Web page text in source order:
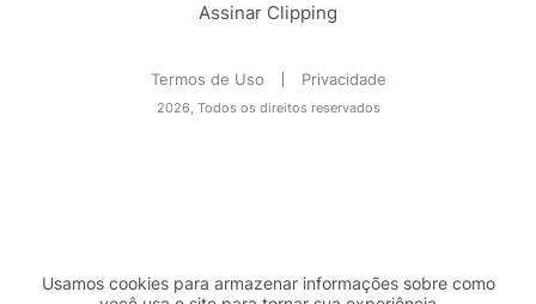
Assinar Clipping
Termos de Uso Privacidade
2026, Todos os direitos reservados
Usamos cookies para armazenar informações sobre como